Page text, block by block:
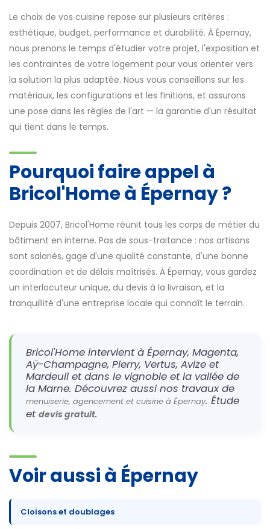
Le choix de vos cuisine repose sur plusieurs critères :
esthétique, budget, performance et durabilité. À Épernay,
nous prenons le temps d'étudier votre projet, l'exposition et
les contraintes de votre logement pour vous orienter vers
la solution la plus adaptée. Nous vous conseillons sur les
matériaux, les configurations et les finitions, et assurons
une pose dans les règles de l'art — la garantie d'un résultat
qui tient dans le temps.
Pourquoi faire appel à
Bricol'Home à Épernay ?
Depuis 2007, Bricol'Home réunit tous les corps de métier du
bâtiment en interne. Pas de sous-traitance : nos artisans
sont salariés, gage d'une qualité constante, d'une bonne
coordination et de délais maîtrisés. À Épernay, vous gardez
un interlocuteur unique, du devis à la livraison, et la
tranquillité d'une entreprise locale qui connaît le terrain.
Bricol'Home intervient à Épernay, Magenta,
Aÿ-Champagne, Pierry, Vertus, Avize et
Mardeuil et dans le vignoble et la vallée de
la Marne. Découvrez aussi nos travaux de
menuiserie, agencement et cuisine à Épernay. Étude
et devis gratuit.
Voir aussi à Épernay
Cloisons et doublages